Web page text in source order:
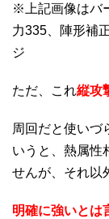
※上記画像はバ
力335、陣形補
ジ
ただ、これ縦攻
周回だと使いづ
いうと、熱属性
せんが、それ以
明確に強いとは